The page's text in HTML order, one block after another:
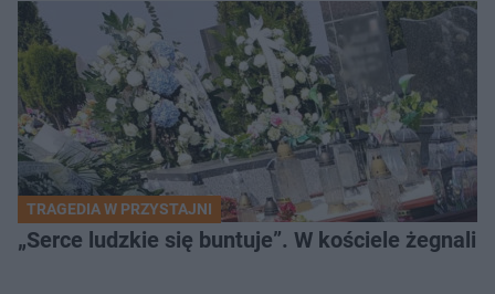
TRAGEDIA W PRZYSTAJNI
„Serce ludzkie się buntuje”. W kościele żegnali